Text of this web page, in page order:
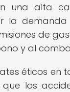
una alta
la
de
y al
éticos en
los